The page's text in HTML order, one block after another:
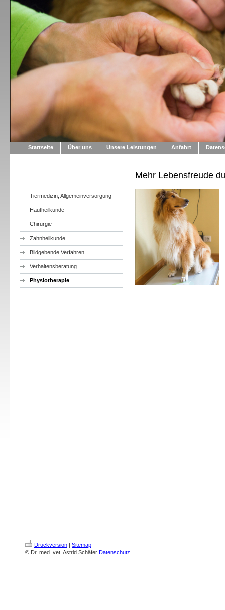
Startseite Über uns Unsere Leistungen Anfahrt
Tiermedizin, Allgemeinversorgung
Hautheilkunde
Chirurgie
Zahnheilkunde
Bildgebende Verfahren
Verhaltensberatung
Physiotherapie
Mehr Lebensfreude
Druckversion
Sitemap
© Dr. med. vet. Astrid Schäfer Datenschutz